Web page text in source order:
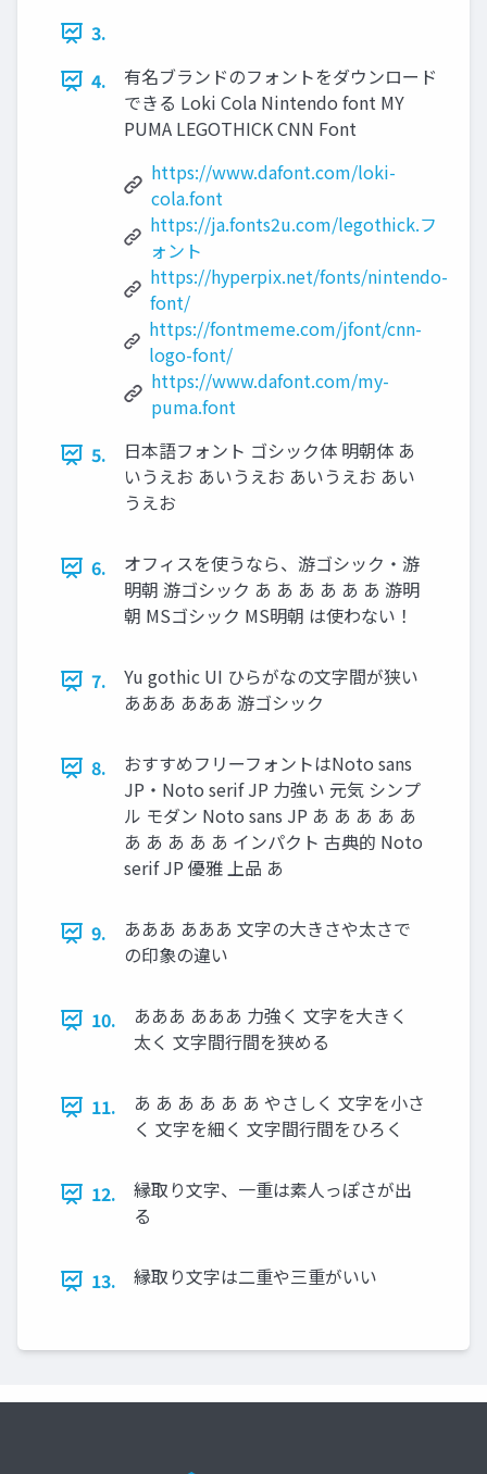
3.
4.
有名ブランドのフォントをダウンロード
できる Loki Cola Nintendo font MY
PUMA LEGOTHICK CNN Font
https://www.dafont.com/loki-
cola.font
https://ja.fonts2u.com/legothick.フ
ォント
https://hyperpix.net/fonts/nintendo-
font/
https://fontmeme.com/jfont/cnn-
logo-font/
https://www.dafont.com/my-
puma.font
5.
日本語フォント ゴシック体 明朝体 あ
いうえお あいうえお あいうえお あい
うえお
6.
オフィスを使うなら、游ゴシック・游
明朝 游ゴシック あ あ あ あ あ あ 游明
朝 MSゴシック MS明朝 は使わない！
7.
Yu gothic UI ひらがなの文字間が狭い
あああ あああ 游ゴシック
8.
おすすめフリーフォントはNoto sans
JP・Noto serif JP 力強い 元気 シンプ
ル モダン Noto sans JP あ あ あ あ あ
あ あ あ あ あ インパクト 古典的 Noto
serif JP 優雅 上品 あ
9.
あああ あああ 文字の大きさや太さで
の印象の違い
10.
あああ あああ 力強く 文字を大きく
太く 文字間行間を狭める
11.
あ あ あ あ あ あ やさしく 文字を小さ
く 文字を細く 文字間行間をひろく
12.
縁取り文字、一重は素人っぽさが出
る
13. 縁取り文字は二重や三重がいい